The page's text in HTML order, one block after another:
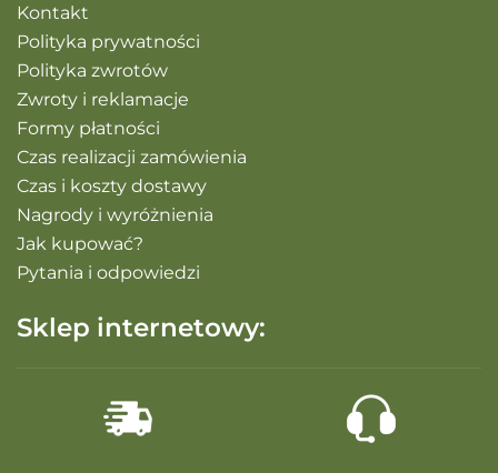
Kontakt
Polityka prywatności
Polityka zwrotów
Zwroty i reklamacje
Formy płatności
Czas realizacji zamówienia
Czas i koszty dostawy
Nagrody i wyróżnienia
Jak kupować?
Pytania i odpowiedzi
Sklep internetowy: